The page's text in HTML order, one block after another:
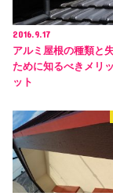
2016.9.17
アルミ屋根の種類と
ために知るべきメリ
ット